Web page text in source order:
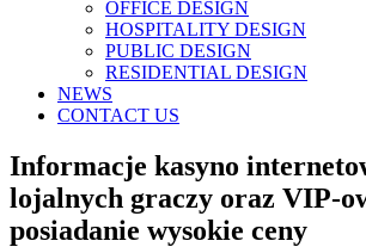
OFFICE DESIGN
HOSPITALITY DESIGN
PUBLIC DESIGN
RESIDENTIAL DESIGN
NEWS
CONTACT US
Informacje kasyno
lojalnych graczy oraz VIP-
posiadanie wysokie ceny